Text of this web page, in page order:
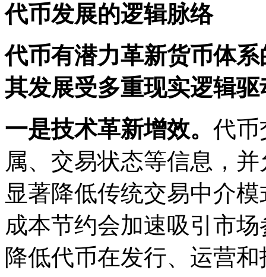
代币发展的逻辑脉络
代币有潜力革新货币体
其发展受多重现实逻辑驱
一是技术革新增效。 代币
属、交易状态等信息，
显著降低传统交易中介
成本节约会加速吸引市
降低代币在发行、运营